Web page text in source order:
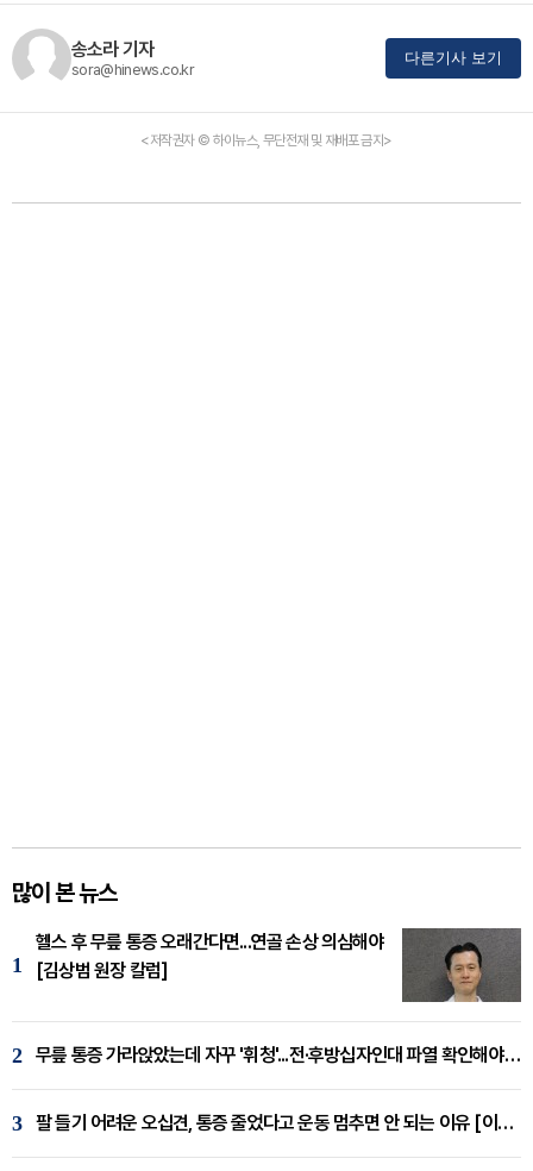
송소라 기자
sora@hinews.co.kr
다른기사 보기
<저작권자 © 하이뉴스, 무단전재 및 재배포 금지>
많이 본 뉴스
1
헬스 후 무릎 통증 오래간다면...연골 손상 의심해야
[김상범 원장 칼럼]
2 무릎 통증 가라앉았는데 자꾸 '휘청'...전·후방십자인대 파열 확인해야 [곽우경 원장 칼럼]
3 팔 들기 어려운 오십견, 통증 줄었다고 운동 멈추면 안 되는 이유 [이병욱 원장 칼럼]